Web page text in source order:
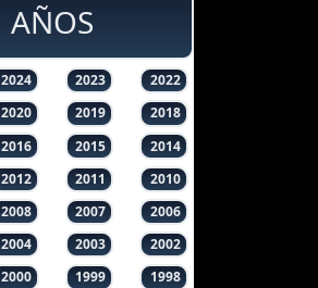
AÑOS
2024 2023
2022
2020 2019
2018
2016 2015
2014
2012 2011
2010
2008 2007
2006
2004 2003
2002
2000 1999
1998